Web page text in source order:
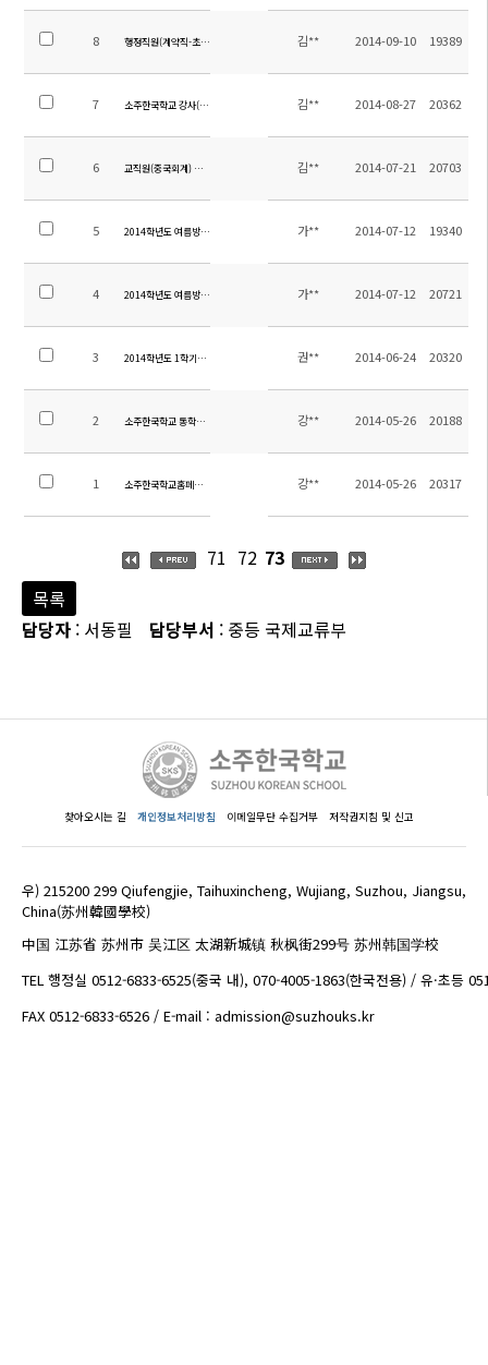
8 행정직원(계약직-초빙) 채용 공고 김** 2014-09-10 19389
7 소주한국학교 강사(중국어, 영어) 채용 공고 김** 2014-08-27 20362
6 교직원(중국회계) 채용 공고 김** 2014-07-21 20703
5 2014학년도 여름방학 중 전입 및 입학 안내 가** 2014-07-12 19340
4 2014학년도 여름방학 학년별 계획서 가** 2014-07-12 20721
3 2014학년도 1학기말 학업성취도평가 범위 권** 2014-06-24 20320
2 소주한국학교 통학차량 운행시간 및 탑승위치 안내
강** 2014-05-26 20188
1 소주한국학교홈페이지 방문을 환영합니다. 강** 2014-05-26 20317
71 72 73
목록
담당자 : 서동필 담당부서 : 중등 국제교류부
찾아오시는 길 개인정보처리방침 이메일무단 수집거부 저작권지침 및 신고
우) 215200 299 Qiufengjie, Taihuxincheng, Wujiang, Suzhou, Jiangsu,
China(苏州韓國學校)
中国 江苏省 苏州市 吴江区 太湖新城镇 秋枫街299号 苏州韩国学校
TEL 행정실 0512-6833-6525(중국 내), 070-4005-1863(한국전용) / 유·초등
FAX 0512-6833-6526 / E-mail : admission@suzhouks.kr